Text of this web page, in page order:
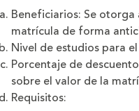
Beneficiarios: Se otorga
matrícula de forma
Nivel de estudios para
Porcentaje de
sobre el valor de la
Requisitos: